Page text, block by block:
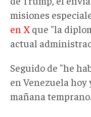
misiones
en X que "la
actual
Seguido de "he
en Venezuela
mañana